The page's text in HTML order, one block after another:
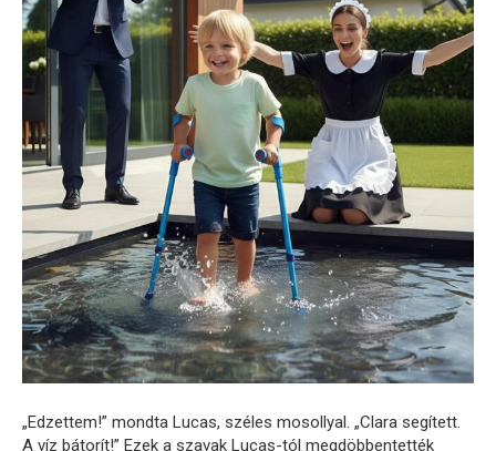
„Edzettem!” mondta Lucas, széles mosollyal. „Clara segített.
A víz bátorít!” Ezek a szavak Lucas-tól megdöbbentették